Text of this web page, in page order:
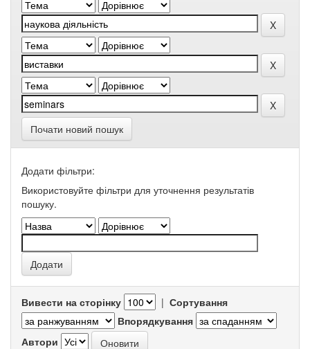
Почати новий пошук
Додати фільтри:
Використовуйте фільтри для уточнення результатів
пошуку.
Вивести на сторінку | Сортування
Впорядкування
Автори